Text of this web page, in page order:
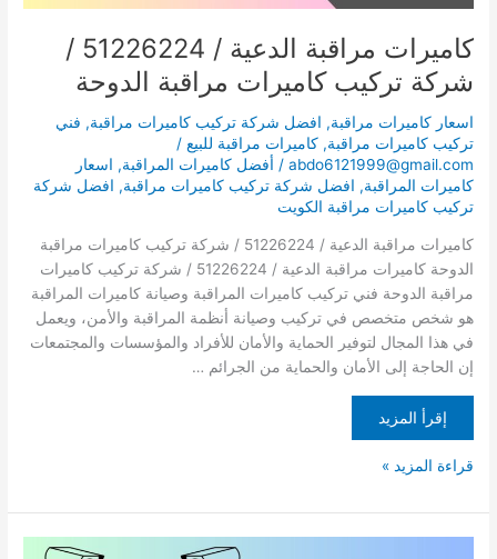
كاميرات مراقبة الدعية / 51226224 /
شركة تركيب كاميرات مراقبة الدوحة
اسعار كاميرات مراقبة, افضل شركة تركيب كاميرات مراقبة, فني
تركيب كاميرات مراقبة,كاميرات مراقبة للبيع /
abdo6121999@gmail.com
/ أفضل كاميرات المراقبة, اسعار
كاميرات المراقبة, افضل شركة تركيب كاميرات مراقبة, افضل شركة
تركيب كاميرات مراقبة الكويت
كاميرات مراقبة الدعية / 51226224 / شركة تركيب كاميرات مراقبة
الدوحة كاميرات مراقبة الدعية / 51226224 / شركة تركيب كاميرات
مراقبة الدوحة فني تركيب كاميرات المراقبة وصيانة كاميرات المراقبة
هو شخص متخصص في تركيب وصيانة أنظمة المراقبة والأمن، ويعمل
في هذا المجال لتوفير الحماية والأمان للأفراد والمؤسسات والمجتمعات
إن الحاجة إلى الأمان والحماية من الجرائم …
إقرأ المزيد
الدوحة
قراءة المزيد »